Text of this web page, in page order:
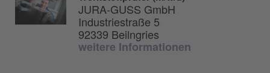
JURA-GUSS GmbH
Industriestraße 5
92339 Beilngries
weitere Informationen